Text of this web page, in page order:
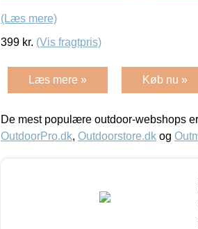
(Læs mere)
399 kr. (Vis fragtpris)
Læs mere » Køb nu »
De mest populære outdoor-webshops
OutdoorPro.dk, Outdoorstore.dk og